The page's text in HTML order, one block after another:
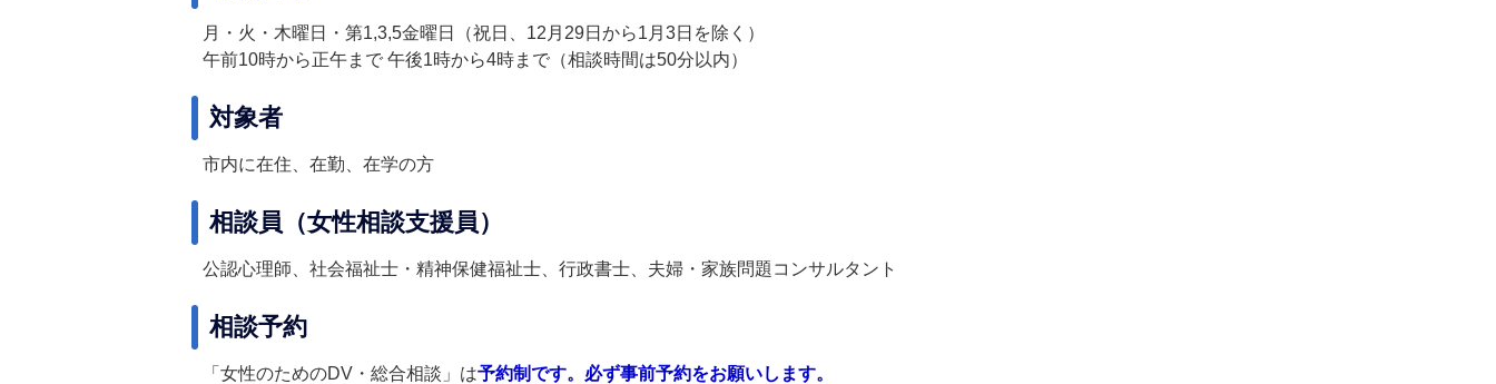
月・火・木曜日・第1,3,5金曜日（祝日、12月29日から1月3日を除く）
午前10時から正午まで 午後1時から4時まで（相談時間は50分以内）
対象者
市内に在住、在勤、在学の方
相談員（女性相談支援員）
公認心理師、社会福祉士・精神保健福祉士、行政書士、夫婦・家族問題コンサルタント
相談予約
「女性のためのDV・総合相談」は予約制です。必ず事前予約をお願いします。